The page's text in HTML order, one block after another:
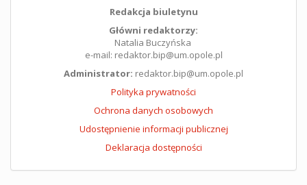
Redakcja biuletynu
Główni redaktorzy:
Natalia Buczyńska
e-mail: redaktor.bip@um.opole.pl
Administrator: redaktor.bip@um.opole.pl
Polityka prywatności
Ochrona danych osobowych
Udostępnienie informacji publicznej
Deklaracja dostępności